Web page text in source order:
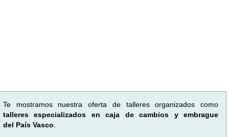
Te mostramos nuestra oferta de talleres organizados como
talleres especializados en caja de cambios y embrague
del País Vasco